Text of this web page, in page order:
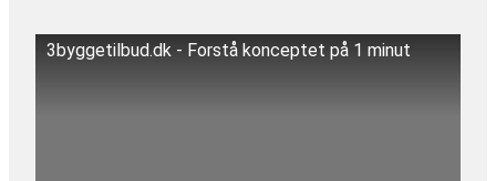
3byggetilbud.dk - Forstå konceptet på 1 minut